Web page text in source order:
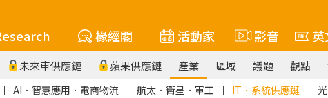
椽經閣 活動家 影音
未來車供應鏈 蘋果供應鏈 產業 區域 議題 觀點
｜ AI．智慧應用．電商物流 ｜ 航太．衛星．軍工 ｜ IT．系統供應鏈 ｜